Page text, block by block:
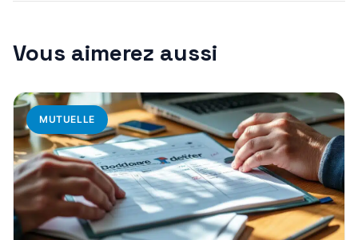
Vous aimerez aussi
MUTUELLE